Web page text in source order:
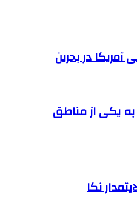
آمریکا در بحرین
یکی از مناطق
نکا